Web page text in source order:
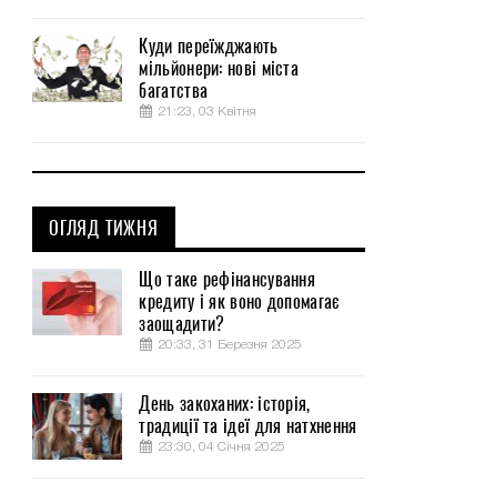
Куди переїжджають
мільйонери: нові міста
багатства
21:23, 03 Квітня
ОГЛЯД ТИЖНЯ
Що таке рефінансування
кредиту і як воно допомагає
заощадити?
20:33, 31 Березня 2025
День закоханих: історія,
традиції та ідеї для натхнення
23:30, 04 Січня 2025